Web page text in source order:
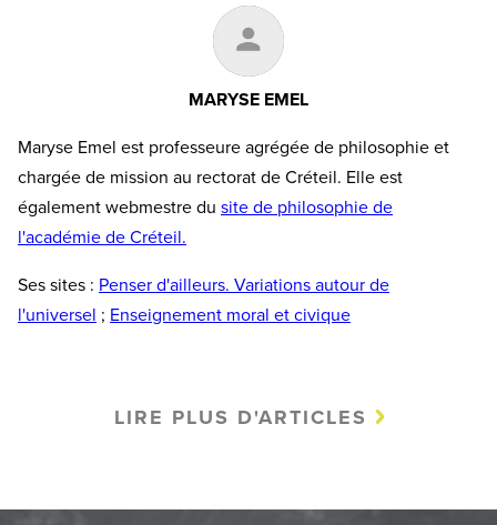
MARYSE EMEL
Maryse Emel est professeure agrégée de philosophie et
chargée de mission au rectorat de Créteil. Elle est
également webmestre du site de philosophie de
l'académie de Créteil.
Ses sites : Penser d'ailleurs. Variations autour de
l'universel ; Enseignement moral et civique
LIRE PLUS D'ARTICLES